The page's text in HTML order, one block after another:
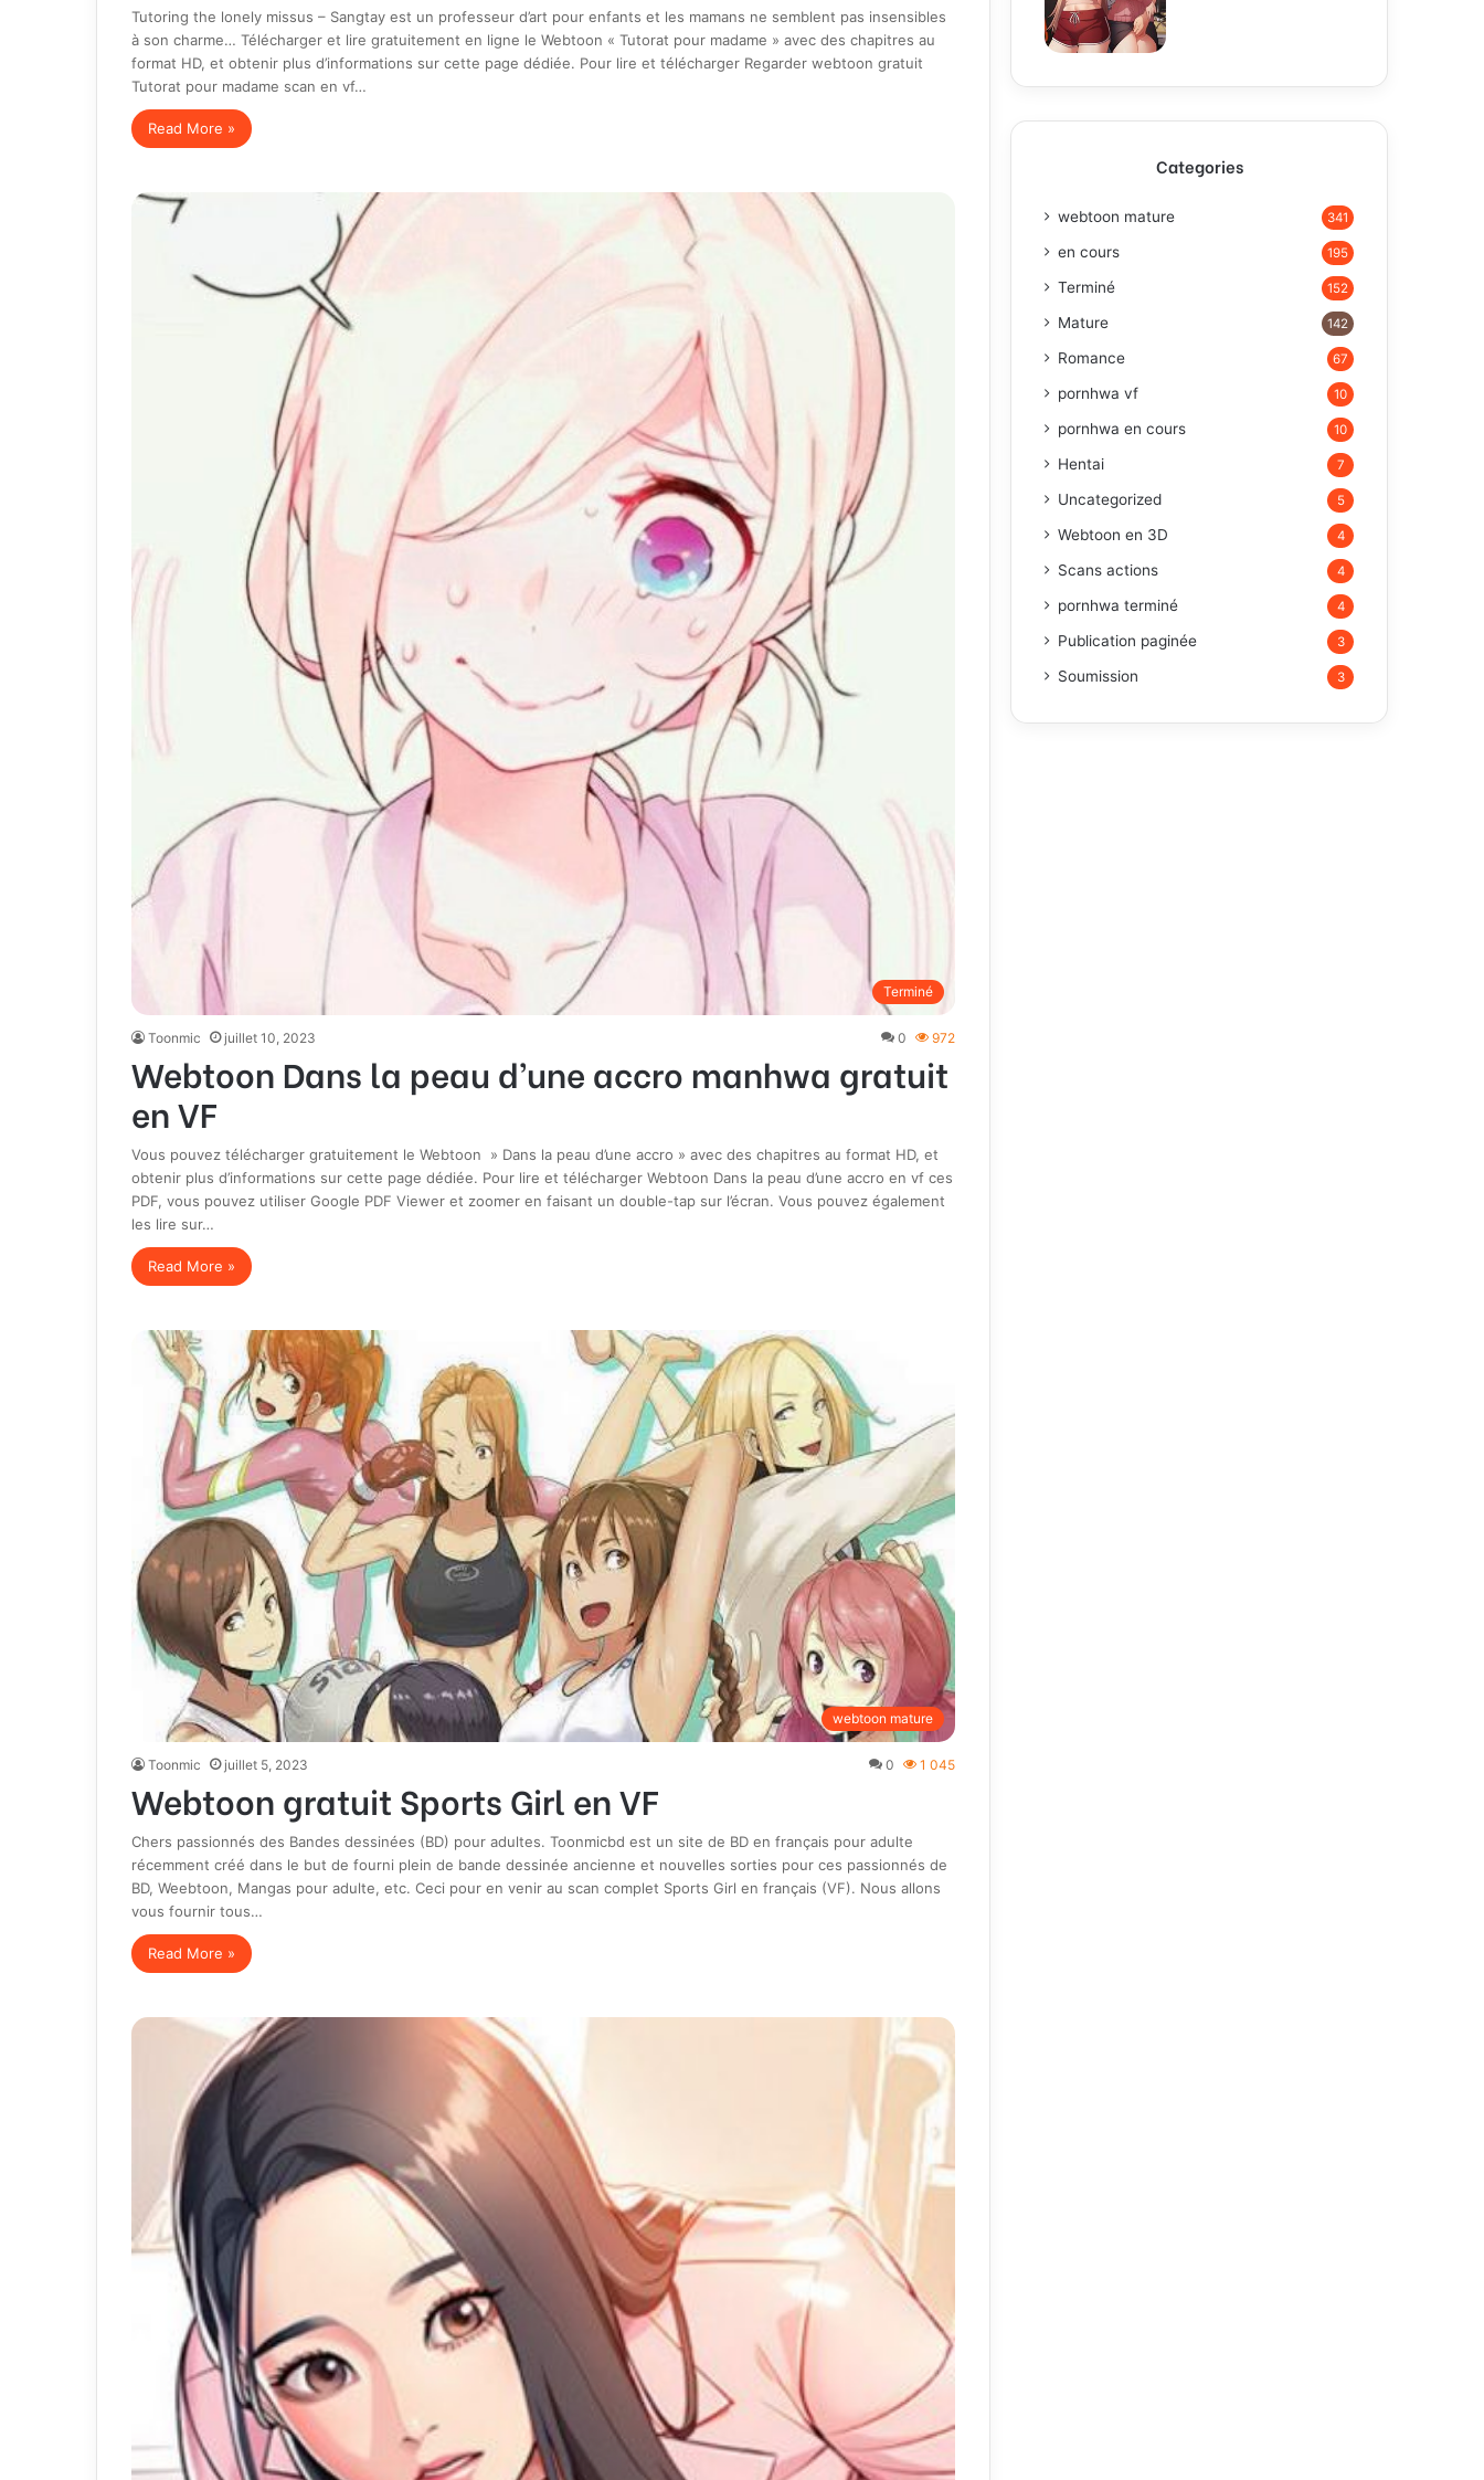
Tutoring the lonely missus – Sangtay est un professeur d’art pour enfants et les mamans ne semblent pas insensibles
à son charme… Télécharger et lire gratuitement en ligne le Webtoon « Tutorat pour madame » avec des chapitres au
format HD, et obtenir plus d’informations sur cette page dédiée. Pour lire et télécharger Regarder webtoon gratuit
Tutorat pour madame scan en vf…
Read More »
Terminé
Toonmic juillet 10, 2023 0 972
Webtoon Dans la peau d’une accro manhwa gratuit
en VF
Vous pouvez télécharger gratuitement le Webtoon » Dans la peau d’une accro » avec des chapitres au format HD, et
obtenir plus d’informations sur cette page dédiée. Pour lire et télécharger Webtoon Dans la peau d’une accro en vf ces
PDF, vous pouvez utiliser Google PDF Viewer et zoomer en faisant un double-tap sur l’écran. Vous pouvez également
les lire sur…
Read More »
webtoon mature
Toonmic juillet 5, 2023 0 1 045
Webtoon gratuit Sports Girl en VF
Chers passionnés des Bandes dessinées (BD) pour adultes. Toonmicbd est un site de BD en français pour adulte
récemment créé dans le but de fourni plein de bande dessinée ancienne et nouvelles sorties pour ces passionnés de
BD, Weebtoon, Mangas pour adulte, etc. Ceci pour en venir au scan complet Sports Girl en français (VF). Nous allons
vous fournir tous…
Read More »
Categories
webtoon mature 341
en cours 195
Terminé 152
Mature 142
Romance 67
pornhwa vf 10
pornhwa en cours 10
Hentai 7
Uncategorized 5
Webtoon en 3D 4
Scans actions 4
pornhwa terminé 4
Publication paginée 3
Soumission 3